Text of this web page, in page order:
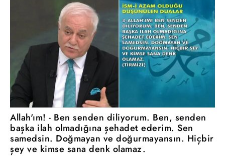
Allah'ım! - Ben senden diliyorum. Ben, senden
başka ilah olmadığına şehadet ederim. Sen
samedsin. Doğmayan ve doğurmayansın. Hiçbir
şey ve kimse sana denk olamaz.